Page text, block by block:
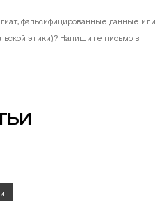
фальсифицированные данные или
этики)? Напишите письмо в